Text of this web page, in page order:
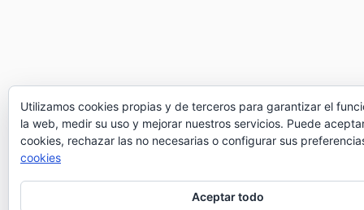
Utilizamos cookies propias y de terceros para garantizar el
la web, medir su uso y mejorar nuestros servicios. Puede
cookies, rechazar las no necesarias o configurar sus
cookies
Aceptar todo